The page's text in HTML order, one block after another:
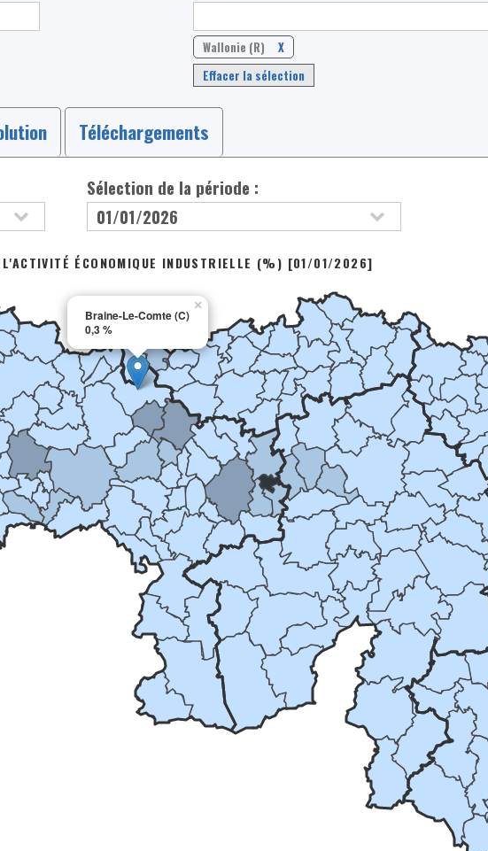
Wallonie (R)
X
Effacer la sélection
Téléchargements
Sélection de la période :
Braine-Le-Comte (C)
0,3 %
×
L'ACTIVITÉ ÉCONOMIQUE INDUSTRIELLE (%) [01/01/2026]